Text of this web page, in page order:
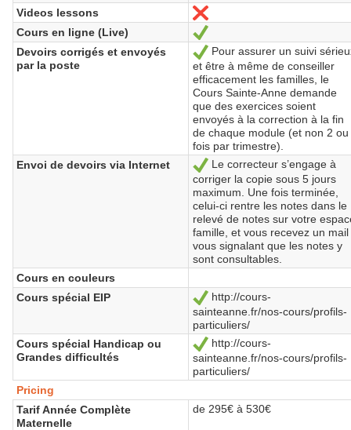
Videos lessons
No
Cours en ligne (Live)
Yes
Devoirs corrigés et envoyés
par la poste
Yes
Pour assurer un suivi
et être à même de conseiller
efficacement les familles, le
Cours Sainte-Anne demande
que des exercices soient
envoyés à la correction à la fin
de chaque module (et non 2 ou
fois par trimestre).
Envoi de devoirs via Internet
Yes
Le correcteur s’engage à
corriger la copie sous 5 jours
maximum. Une fois terminée,
celui-ci rentre les notes dans le
relevé de notes sur votre
famille, et vous recevez un mail
vous signalant que les notes y
sont consultables.
Cours en couleurs
Cours spécial EIP
Yes
http://cours-
sainteanne.fr/nos-cours/profils-
particuliers/
Cours spécial Handicap ou
Grandes difficultés
Yes
http://cours-
sainteanne.fr/nos-cours/profils-
particuliers/
Pricing
Tarif Année Complète
Maternelle
de 295€ à 530€